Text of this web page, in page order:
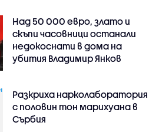
Над 50 000 евро, злато и
скъпи часовници останали
недокоснати в дома на
убития Владимир Янков
Разкриха нарколаборатория
с половин тон марихуана в
Сърбия